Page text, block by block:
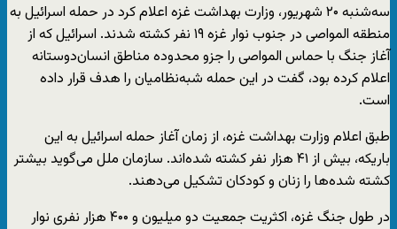
سه‌شنبه ۲۰ شهریور، وزارت بهداشت غزه اعلام کرد در حمله اسرائیل به
منطقه المواصی در جنوب نوار غزه ۱۹ نفر کشته شدند. اسرائیل که از
آغاز جنگ با حماس المواصی را جزو محدوده مناطق انسان‌دوستانه
اعلام کرده بود، گفت در این حمله شبه‌نظامیان را هدف قرار داده
است.
طبق اعلام وزارت بهداشت غزه، از زمان آغاز حمله اسرائیل به این
باریکه، بیش از ۴۱ هزار نفر کشته شده‌اند. سازمان ملل می‌گوید بیشتر
کشته شده‌ها را زنان و کودکان تشکیل می‌دهند.
در طول جنگ غزه، اکثریت جمعیت دو میلیون و ۴۰۰ هزار نفری نوار